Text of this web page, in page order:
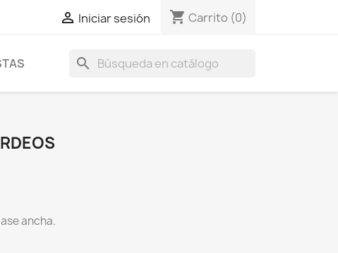
 Iniciar sesión shopping_cart Carrito (0)
search
ancha.